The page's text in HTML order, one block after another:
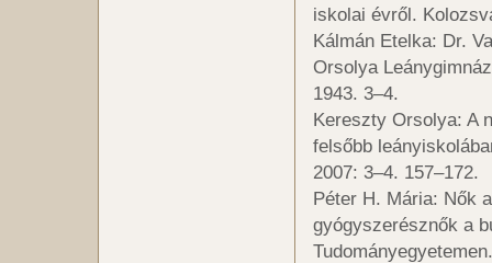
iskolai évről.
Kálmán Etelka: Dr.
Orsolya
1943. 3–4.
Kereszty Orsolya: A
felsőbb
2007: 3–4. 157–172.
Péter H. Mária: Nők
gyógyszerésznők a